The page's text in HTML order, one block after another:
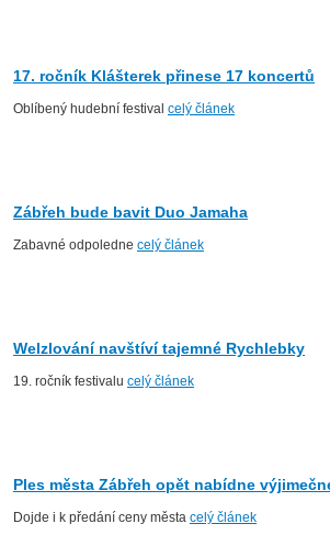
17. ročník Klášterek přinese 17 koncertů
Oblíbený hudební festival celý článek
Zábřeh bude bavit Duo Jamaha
Zabavné odpoledne celý článek
Welzlování navštíví tajemné Rychlebky
19. ročník festivalu celý článek
Ples města Zábřeh opět nabídne
Dojde i k předání ceny města celý článek